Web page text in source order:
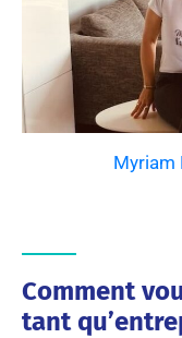
Myriam
Comment
tant